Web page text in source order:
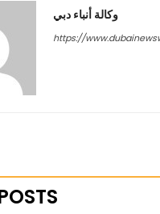
وكالة أنباء دبي
https://